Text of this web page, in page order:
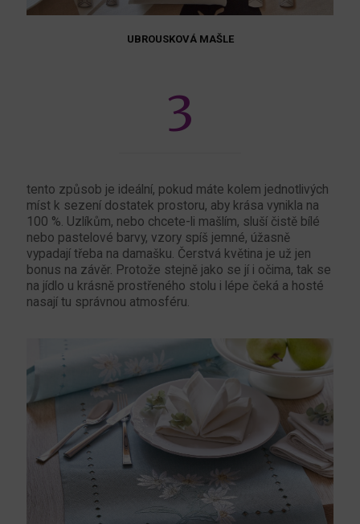
UBROUSKOVÁ MAŠLE
3
tento způsob je ideální, pokud máte kolem jednotlivých
míst k sezení dostatek prostoru, aby krása vynikla na
100 %. Uzlíkům, nebo chcete-li mašlím, sluší čistě bílé
nebo pastelové barvy, vzory spíš jemné, úžasně
vypadají třeba na damašku. Čerstvá květina je už jen
bonus na závěr. Protože stejně jako se jí i očima, tak se
na jídlo u krásně prostřeného stolu i lépe čeká a hosté
nasají tu správnou atmosféru.